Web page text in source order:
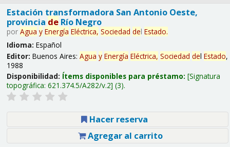
Estación transformadora San Antonio Oeste,
provincia deRío Negro
por Agua y Energía Eléctrica, Sociedad del Estado.
Idioma: Español
Editor: Buenos Aires: Agua y Energía Eléctrica, Sociedad del Estado,
1988
Disponibilidad: Ítems disponibles para préstamo: Signatura
topográfica: 621.374.5/A282/v.2 (3).
Hacer reserva
Agregar al carrito